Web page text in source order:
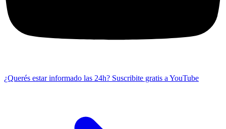
¿Querés estar informado las 24h? Suscribite gratis a YouTube